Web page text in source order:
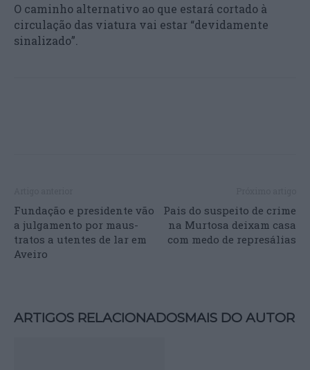
O caminho alternativo ao que estará cortado à
circulação das viatura vai estar “devidamente
sinalizado”.
Fundação e presidente vão
a julgamento por maus-
tratos a utentes de lar em
Aveiro
Pais do suspeito de crime
na Murtosa deixam casa
com medo de represálias
ARTIGOS RELACIONADOSMAIS DO AUTOR